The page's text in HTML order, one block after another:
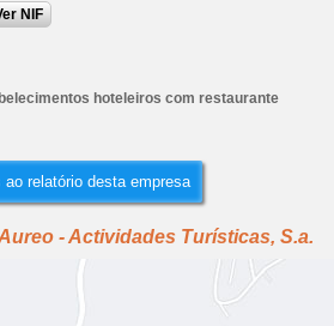
NIF
hoteleiros com restaurante
relatório desta empresa
- Actividades Turísticas, S.a.